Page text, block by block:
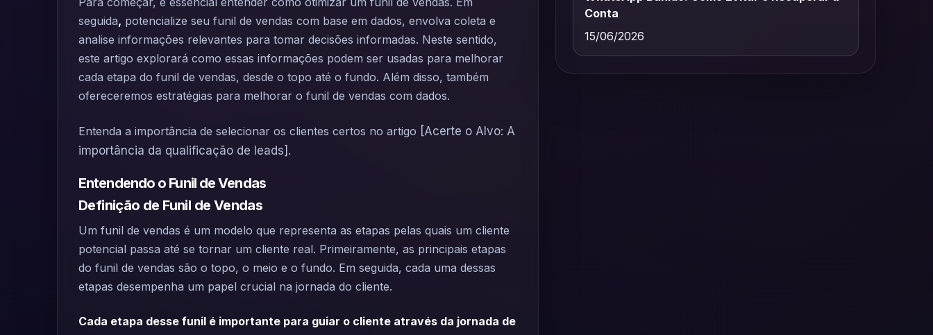
seguida, potencialize seu funil de vendas com base em dados, envolva coleta e
analise informações relevantes para tomar decisões informadas. Neste sentido,
este artigo explorará como essas informações podem ser usadas para melhorar
cada etapa do funil de vendas, desde o topo até o fundo. Além disso, também
ofereceremos estratégias para melhorar o funil de vendas com dados.
Entenda a importância de selecionar os clientes certos no artigo
[Acerte o Alvo: A
importância da qualificação de leads] .
Entendendo o Funil de Vendas
Definição de Funil de Vendas
Um funil de vendas é um modelo que representa as etapas pelas quais um cliente
potencial passa até se tornar um cliente real. Primeiramente, as principais etapas
do funil de vendas são o topo, o meio e o fundo. Em seguida, cada uma dessas
etapas desempenha um papel crucial na jornada do cliente.
Cada etapa desse funil é importante para guiar o cliente através da jornada de
Conta
15/06/2026